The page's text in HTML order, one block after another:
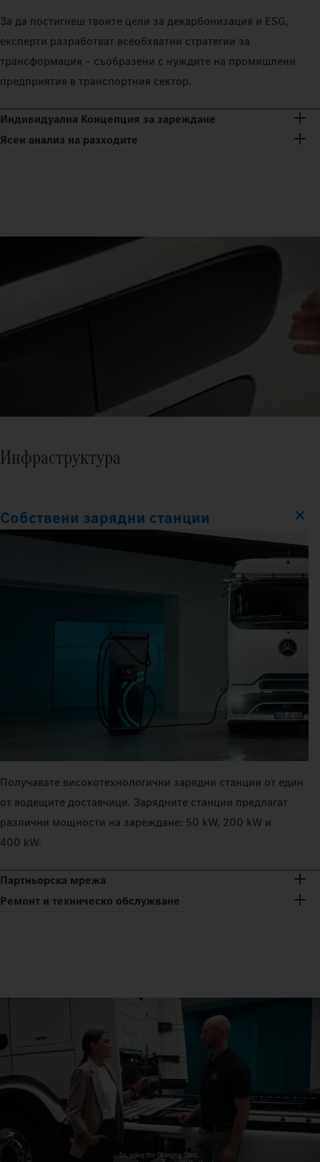
За да постигнеш твоите цели за декарбонизация и ESG,
експерти разработват всеобхватни стратегии за
трансформация – съобразени с нуждите на промишлени
предприятия в транспортния сектор.
Индивидуална Концепция за зареждане
Ясен анализ на разходите
Инфраструктура
Собствени зарядни станции
Получавате високотехнологични зарядни станции от един
от водещите доставчици. Зарядните станции предлагат
различни мощности на зареждане: 50 kW, 200 kW и
400 kW.
Партньорска мрежа
Ремонт и техническо обслужване